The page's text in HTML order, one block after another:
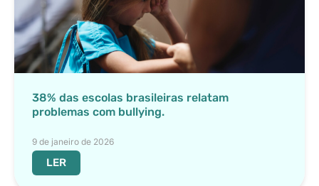
38% das escolas brasileiras relatam
problemas com bullying.
9 de janeiro de 2026
LER